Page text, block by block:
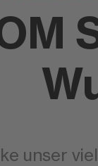
unser